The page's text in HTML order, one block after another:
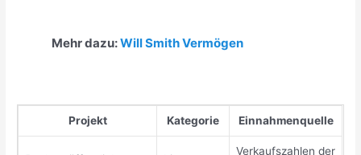
Mehr dazu:Will Smith Vermögen
Projekt Kategorie Einnahmenquelle
Verkaufszahlen der